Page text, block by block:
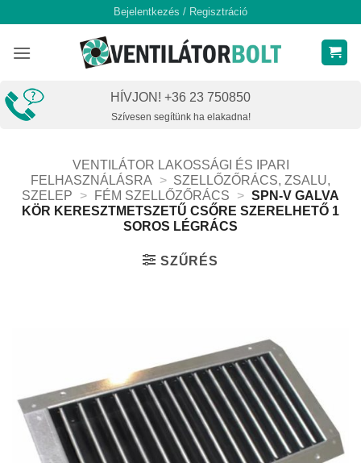
content
Bejelentkezés / Regisztráció
HÍVJON! +36 23 750850
Szívesen segítünk ha elakadna!
VENTILÁTOR LAKOSSÁGI ÉS IPARI
FELHASZNÁLÁSRA
> SZELLŐZŐRÁCS, ZSALU,
SZELEP
> FÉM SZELLŐZŐRÁCS > SPN-V GALVA
KÖR KERESZTMETSZETŰ CSŐRE SZERELHETŐ 1
SOROS LÉGRÁCS
SZŰRÉS